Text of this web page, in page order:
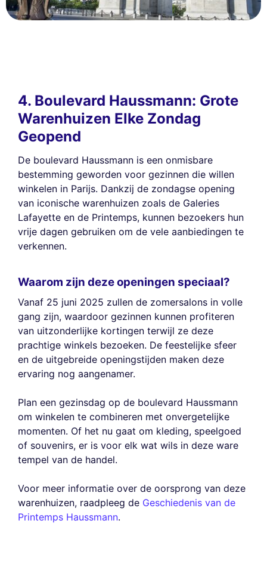
4. Boulevard Haussmann: Grote
Warenhuizen Elke Zondag
Geopend
De boulevard Haussmann is een onmisbare
bestemming geworden voor gezinnen die willen
winkelen in Parijs. Dankzij de zondagse opening
van iconische warenhuizen zoals de Galeries
Lafayette en de Printemps, kunnen bezoekers hun
vrije dagen gebruiken om de vele aanbiedingen te
verkennen.
Waarom zijn deze openingen speciaal?
Vanaf 25 juni 2025 zullen de zomersalons in volle
gang zijn, waardoor gezinnen kunnen profiteren
van uitzonderlijke kortingen terwijl ze deze
prachtige winkels bezoeken. De feestelijke sfeer
en de uitgebreide openingstijden maken deze
ervaring nog aangenamer.
Plan een gezinsdag op de boulevard Haussmann
om winkelen te combineren met onvergetelijke
momenten. Of het nu gaat om kleding, speelgoed
of souvenirs, er is voor elk wat wils in deze ware
tempel van de handel.
Voor meer informatie over de oorsprong van deze
warenhuizen, raadpleeg de Geschiedenis van de
Printemps Haussmann.